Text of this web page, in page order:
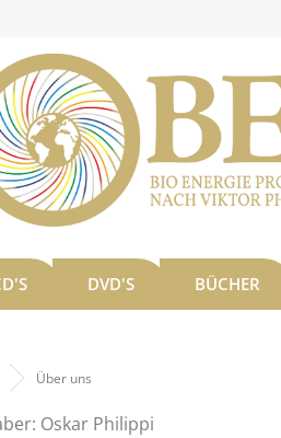
DVD'S BÜCHER
Über uns
Oskar Philippi